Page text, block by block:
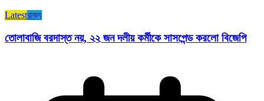
Latestরাজ্য​
তোলাবাজি বরদাস্ত নয়, ২২ জন দলীয় কর্মীকে সাসপেন্ড করলো বিজেপি